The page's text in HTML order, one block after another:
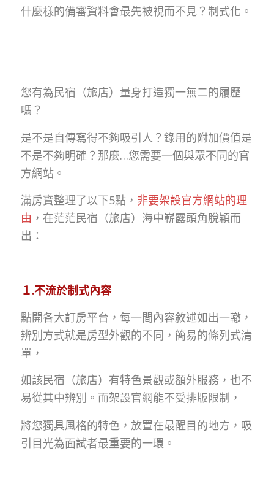
什麼樣的備審資料會最先被視而不見？制式化。
您有為民宿（旅店）量身打造獨一無二的履歷
嗎？
是不是自傳寫得不夠吸引人？錄用的附加價值是
不是不夠明確？那麼…您需要一個與眾不同的官
方網站。
滿房寶整理了以下5點， 非要架設官方網站的理
由 ，在茫茫民宿（旅店）海中嶄露頭角脫穎而
出：
１.不流於制式內容
點開各大訂房平台，每一間內容敘述如出一轍，
辨別方式就是房型外觀的不同，簡易的條列式清
單，
如該民宿（旅店）有特色景觀或額外服務，也不
易從其中辨別。而架設官網能不受排版限制，
將您獨具風格的特色，放置在最醒目的地方，吸
引目光為面試者最重要的一環。